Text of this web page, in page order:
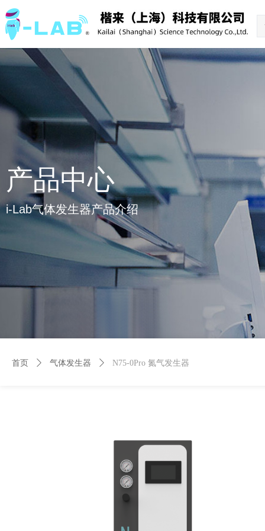
首页 ꄲ 气体发生器 ꄲ N75-0Pro 氮气发生器
产品中心
i-Lab气体发生器产品介绍